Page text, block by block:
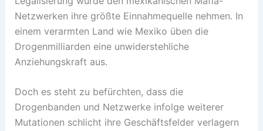
Netzwerken ihre größte Einnahmequelle nehmen. In
einem verarmten Land wie Mexiko üben die
Drogenmilliarden eine unwiderstehliche
Anziehungskraft aus.
Doch es steht zu befürchten, dass die
Drogenbanden und Netzwerke infolge weiterer
Mutationen schlicht ihre Geschäftsfelder verlagern